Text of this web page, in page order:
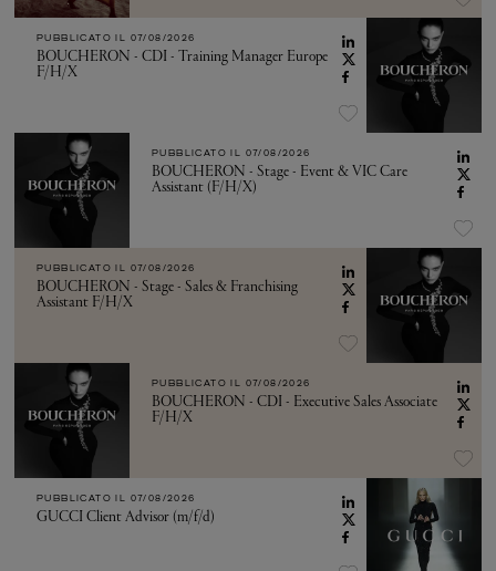
PUBBLICATO IL 07/08/2026
BOUCHERON - CDI - Training Manager Europe
F/H/X
PUBBLICATO IL 07/08/2026
BOUCHERON - Stage - Event & VIC Care
Assistant (F/H/X)
PUBBLICATO IL 07/08/2026
BOUCHERON - Stage - Sales & Franchising
Assistant F/H/X
PUBBLICATO IL 07/08/2026
BOUCHERON - CDI - Executive Sales Associate
F/H/X
PUBBLICATO IL 07/08/2026
GUCCI Client Advisor (m/f/d)